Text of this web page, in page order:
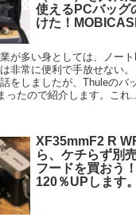
使えるPCバッグ
けた！
が多い身としては、ノー
非常に便利で手放せない。
をしましたが、Thuleのバ
ったので紹介します。これ...
XF35mmF2 R
ら、ケチらず別
フードを買おう
120％UPします。